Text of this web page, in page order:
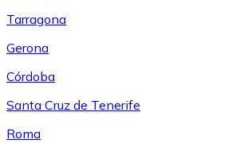
Tarragona
Gerona
Córdoba
Santa Cruz de Tenerife
Roma